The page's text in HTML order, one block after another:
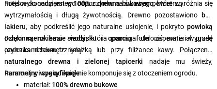
miejsce do codziennego odpoczynku na świeżym powietrzu.
Fotel wykonany jestw 100%zdrewna bukowego, które wyróżnia się
wytrzymałością i długą żywotnością. Drewno pozostawiono bez
lakieru, aby podkreślić jego naturalne usłojenie, i pokryto powłoką
ochronną na bazie wody, która pomaga chronić materiał przed
czynnikami zewnętrznymi.
Dziękiszerokiemu siedzisku i oparciufotel zapewnia wygodę
podczas relaksu z książką lub przy filiżance kawy. Połączenie
naturalnego drewna i zielonej tapicerki nadaje mu świeży,
harmonijny wygląd i pięknie komponuje się z otoczeniem ogrodu.
Parametry i specyfikacje
materiał: 100% drewno bukowe